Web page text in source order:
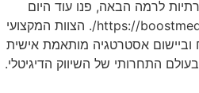
לרמה הבאה, פנו עוד היום
לבוסט מדיה בכתובת https://boostmedia.co.il/. הצוות המקצועי
וביישום אסטרטגיה מותאמת אישית
התחרותי של השיווק הדיגיטלי.